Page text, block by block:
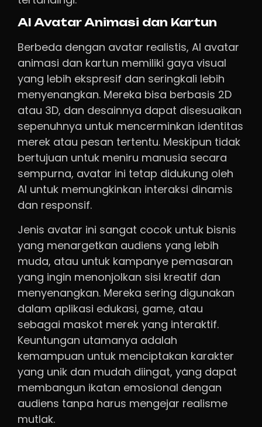
AI Avatar Animasi dan Kartun
Berbeda dengan avatar realistis, AI avatar
animasi dan kartun memiliki gaya visual
yang lebih ekspresif dan seringkali lebih
menyenangkan. Mereka bisa berbasis 2D
atau 3D, dan desainnya dapat disesuaikan
sepenuhnya untuk mencerminkan identitas
merek atau pesan tertentu. Meskipun tidak
bertujuan untuk meniru manusia secara
sempurna, avatar ini tetap didukung oleh
AI untuk memungkinkan interaksi dinamis
dan responsif.
Jenis avatar ini sangat cocok untuk bisnis
yang menargetkan audiens yang lebih
muda, atau untuk kampanye pemasaran
yang ingin menonjolkan sisi kreatif dan
menyenangkan. Mereka sering digunakan
dalam aplikasi edukasi, game, atau
sebagai maskot merek yang interaktif.
Keuntungan utamanya adalah
kemampuan untuk menciptakan karakter
yang unik dan mudah diingat, yang dapat
membangun ikatan emosional dengan
audiens tanpa harus mengejar realisme
mutlak.